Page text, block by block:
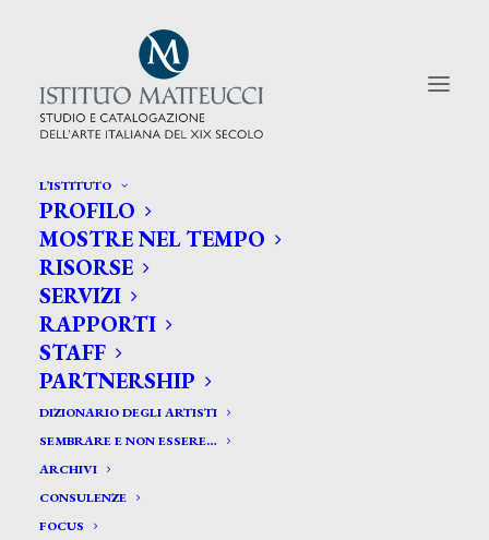
L’ISTITUTO
PROFILO
MOSTRE NEL TEMPO
RISORSE
SERVIZI
RAPPORTI
STAFF
PARTNERSHIP
DIZIONARIO DEGLI ARTISTI
SEMBRARE E NON ESSERE…
ARCHIVI
CONSULENZE
FOCUS
CERCA TRA GLI ARTISTI:
Search
for:
Giani P.